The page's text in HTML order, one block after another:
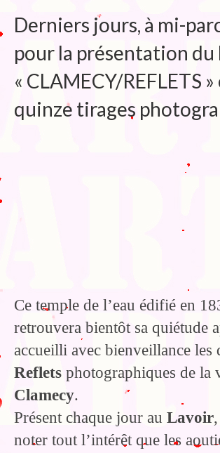
Déclinaisons
Blog
Bibliographie
Edition de Cartes postales.
Derniers jours, à mi-
pour la présentation du
« CLAMECY/REFLETS »
quinze tirages
Ce temple de l’eau édifié en
retrouvera bientôt sa quiétude
accueilli avec bienveillance les
Reflets photographiques de la
Clamecy.
Présent chaque jour au Lavoir
noter tout l’intérêt que les